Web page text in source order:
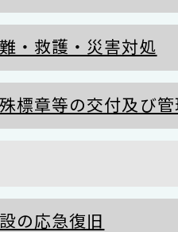
・救護・災害対処
標章等の交付及び管
の応急復旧